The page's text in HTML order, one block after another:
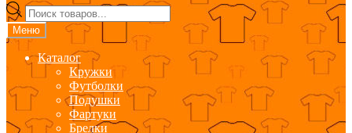
Поиск
товаров
Меню
Каталог
Кружки
Футболки
Подушки
Фартуки
Брелки